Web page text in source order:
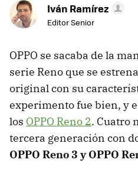
Iván Ramírez
Editor Senior
OPPO se sacaba de la
serie Reno que se
original con su
experimento fue bien, y
los OPPO Reno 2. Cuatro
tercera generación con
OPPO Reno 3 y OPPO